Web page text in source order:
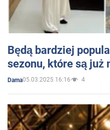
Będą bardziej
sezonu, które są już
Dama05.03.2025 16:16 4